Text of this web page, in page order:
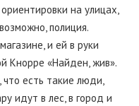
на улицах,
полиция.
и ей в руки
Кнорре «Найден, жив».
есть такие люди,
идут в лес, в город и